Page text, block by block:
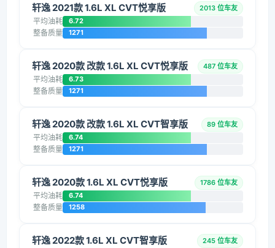
轩逸 2021款 1.6L XL CVT悦享版 2013 位车友
平均油耗 6.72
整备质量 1271
轩逸 2020款 改款 1.6L XL CVT悦享版 487 位车友
平均油耗 6.73
整备质量 1271
轩逸 2020款 改款 1.6L XL CVT智享版 89 位车友
平均油耗 6.74
整备质量 1271
轩逸 2020款 1.6L XL CVT悦享版 1786 位车友
平均油耗 6.74
整备质量 1258
轩逸 2022款 1.6L XL CVT智享版 245 位车友